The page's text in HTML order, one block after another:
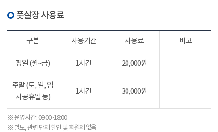
풋살장 사용료
구분 사용기간 사용료 비고
평일 (월~금) 1시간 20,000원
주말 (토, 일, 임
시공휴일 등)
1시간 30,000원
※ 운영시간 : 09:00~18:00
※ 별도, 관련 단체 할인 및 회원제 없음